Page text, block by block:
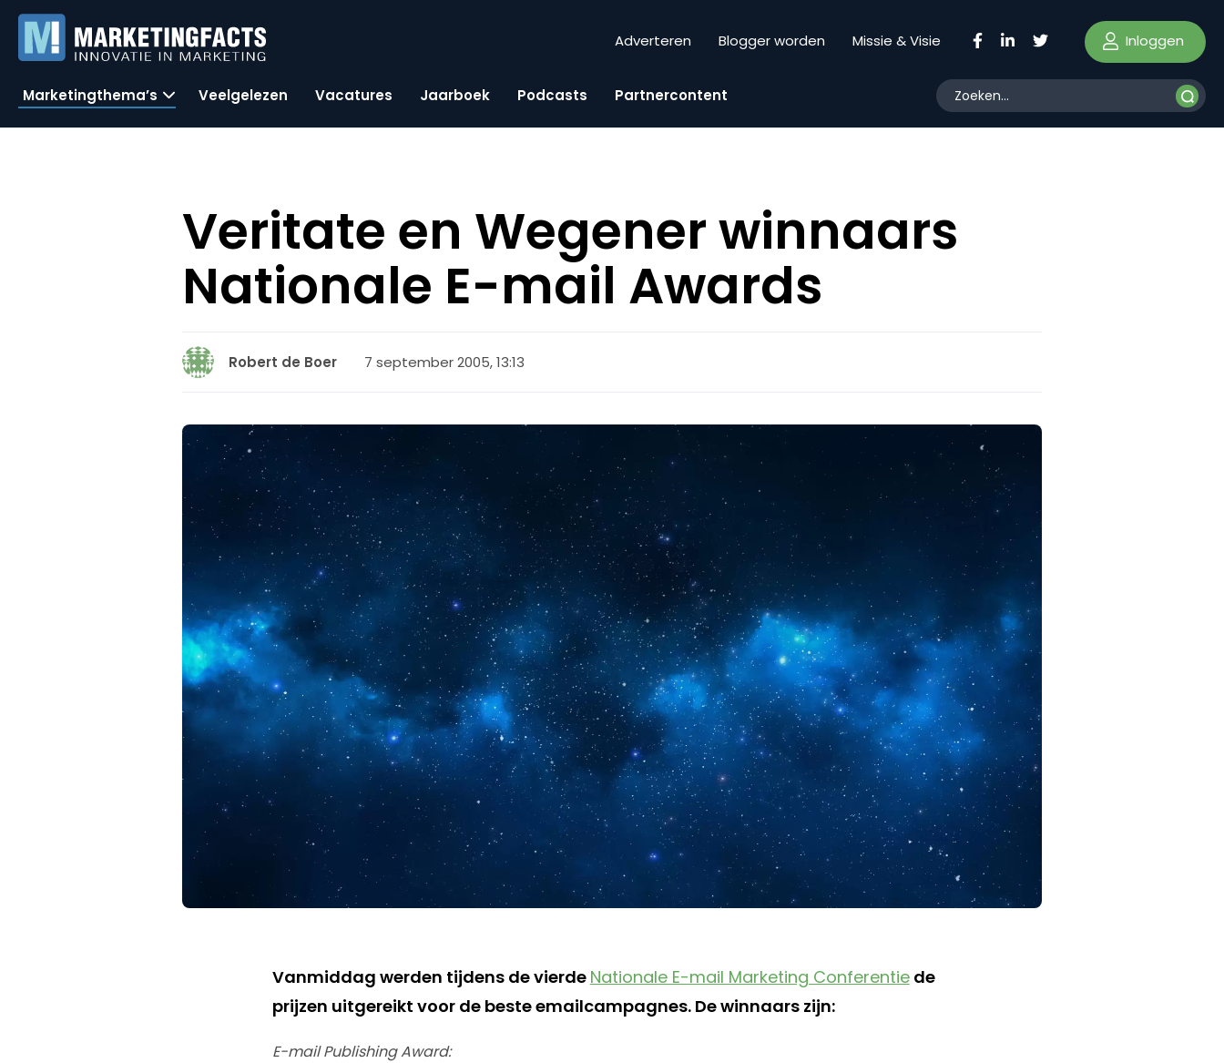
Adverteren Blogger worden Missie & Visie Inloggen
Marketingthema’s Veelgelezen Vacatures Jaarboek Podcasts Partnercontent
Veritate en Wegener winnaars
Nationale E-mail Awards
Robert de Boer 7 september 2005, 13:13
Vanmiddag werden tijdens de vierde Nationale E-mail Marketing Conferentiede
prijzen uitgereikt voor de beste emailcampagnes. De winnaars zijn:
E-mail Publishing Award: